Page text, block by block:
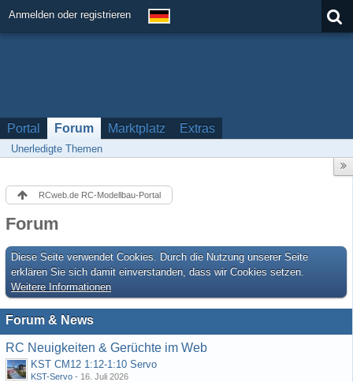
Anmelden oder registrieren
Portal Forum Marktplatz Extras
Unerledigte Themen
RCweb.de RC-Modellbau-Portal
Forum
Diese Seite verwendet Cookies. Durch die Nutzung unserer Seite
erklären Sie sich damit einverstanden, dass wir Cookies setzen.
Weitere Informationen
Forum & News
RC Neuigkeiten & Gerüchte im Web
KST CM12 1:12-1:10 Servo
KST-Servo - 16. Juli 2026